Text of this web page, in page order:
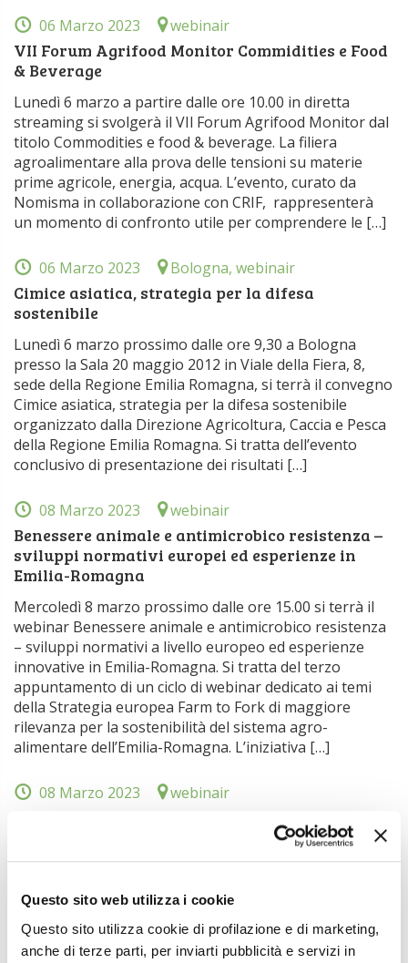
Questo sito web utilizza i cookie
Questo sito utilizza cookie di profilazione e di marketing,
anche di terze parti, per inviarti pubblicità e servizi in
06 Marzo 2023 webinair
VII Forum Agrifood Monitor Commidities e Food
& Beverage
Lunedì 6 marzo a partire dalle ore 10.00 in diretta
streaming si svolgerà il VIl Forum Agrifood Monitor dal
titolo Commodities e food & beverage. La filiera
agroalimentare alla prova delle tensioni su materie
prime agricole, energia, acqua. L’evento, curato da
Nomisma in collaborazione con CRIF, rappresenterà
un momento di confronto utile per comprendere le […]
06 Marzo 2023 Bologna, webinair
Cimice asiatica, strategia per la difesa
sostenibile
Lunedì 6 marzo prossimo dalle ore 9,30 a Bologna
presso la Sala 20 maggio 2012 in Viale della Fiera, 8,
sede della Regione Emilia Romagna, si terrà il convegno
Cimice asiatica, strategia per la difesa sostenibile
organizzato dalla Direzione Agricoltura, Caccia e Pesca
della Regione Emilia Romagna. Si tratta dell’evento
conclusivo di presentazione dei risultati […]
08 Marzo 2023 webinair
Benessere animale e antimicrobico resistenza –
sviluppi normativi europei ed esperienze in
Emilia-Romagna
Mercoledì 8 marzo prossimo dalle ore 15.00 si terrà il
webinar Benessere animale e antimicrobico resistenza
– sviluppi normativi a livello europeo ed esperienze
innovative in Emilia-Romagna. Si tratta del terzo
appuntamento di un ciclo di webinar dedicato ai temi
della Strategia europea Farm to Fork di maggiore
rilevanza per la sostenibilità del sistema agro-
alimentare dell’Emilia-Romagna. L’iniziativa […]
08 Marzo 2023 webinair
Mercoledì 8 marzo prossimo dalle ore 15,30 si terrà il 1°
presente e futuro, organizzato dall’Associazione Vento
di Maestrale, Media partner Image Line-Agronotizie,
L’Informatore Agrario e Foglie TV. L’incontro, online e